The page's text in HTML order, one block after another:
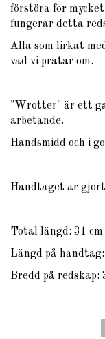
förstöra för
fungerar detta
Alla som lirkat
vad vi pratar om.
"Wrotter" är ett
arbetande.
Handsmidd och i
Handtaget är
Total längd: 31 cm
Längd på handtag:
Bredd på redskap: